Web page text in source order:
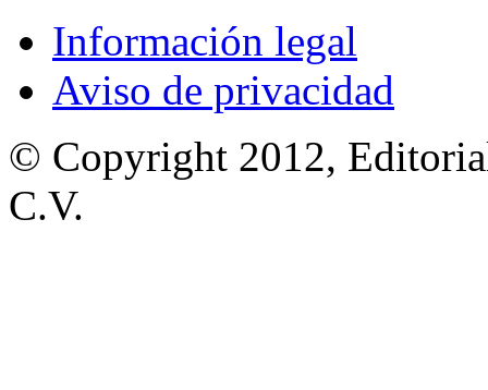
Información legal
Aviso de privacidad
© Copyright 2012,
C.V.